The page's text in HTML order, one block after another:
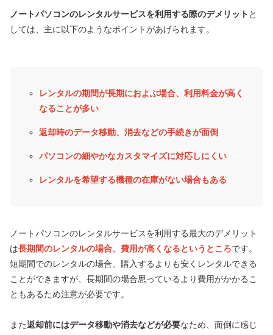
ノートパソコンのレンタルサービスを利用する際のデメリット と
しては、主に以下のようなポイントがあげられます。
レンタルの期間が長期におよぶ場合、利用料金が高く
なることが多い
返却時のデータ移動、消去などの手続きが面倒
パソコンの細やかなカスタマイズに対応しにくい
レンタルを希望する機種の在庫がない場合もある
ノートパソコンのレンタルサービスを利用する最大のデメリット
は長期間のレンタルの場合、費用が高くなるというところです。
短期間でのレンタルの場合、購入するよりも安くレンタルできる
ことができますが、長期間の場合思っているより費用がかかるこ
ともあるため注意が必要です。
また返却前にはデータ移動や消去などが必要なため、面倒に感じ